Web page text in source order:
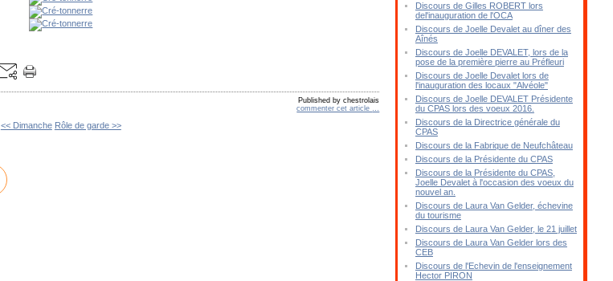
Published by chestrolais
commenter cet article
<< Dimanche Rôle de garde >>
Discours de Gilles ROBERT lors
del'inauguration de l'OCA
Discours de Joelle Devalet au dîner des
Aînés
Discours de Joelle DEVALET, lors de la
pose de la première pierre au Préfleuri
Discours de Joelle Devalet lors de
l'inauguration des locaux "Alvéole"
Discours de Joelle DEVALET Présidente
du CPAS lors des voeux 2016.
Discours de la Directrice générale du
CPAS
Discours de la Fabrique de Neufchâteau
Discours de la Présidente du CPAS
Discours de la Présidente du CPAS,
Joelle Devalet à l'occasion des voeux du
nouvel an.
Discours de Laura Van Gelder, échevine
du tourisme
Discours de Laura Van Gelder, le 21 juillet
Discours de Laura Van Gelder lors des
CEB
Discours de l'Echevin de l'enseignement
Hector PIRON